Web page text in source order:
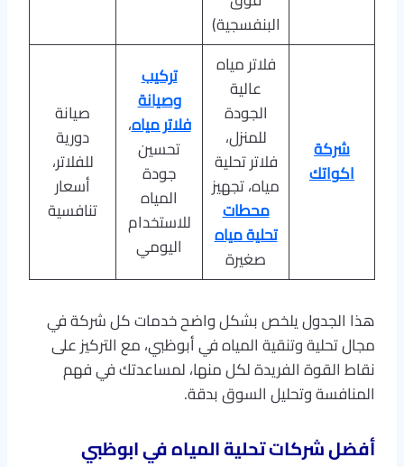
البنفسجية)
شركة
اكواتك
فلاتر مياه
عالية
الجودة
للمنزل،
فلاتر تحلية
مياه، تجهيز
محطات
تحلية مياه
صغيرة
تركيب
وصيانة
فلاتر مياه،
تحسين
جودة
المياه
للاستخدام
اليومي
صيانة
دورية
للفلاتر،
أسعار
تنافسية
هذا الجدول يلخص بشكل واضح خدمات كل شركة في
مجال تحلية وتنقية المياه في أبوظبي، مع التركيز على
نقاط القوة الفريدة لكل منها، لمساعدتك في فهم
المنافسة وتحليل السوق بدقة.
أفضل شركات تحلية المياه في ابوظبي